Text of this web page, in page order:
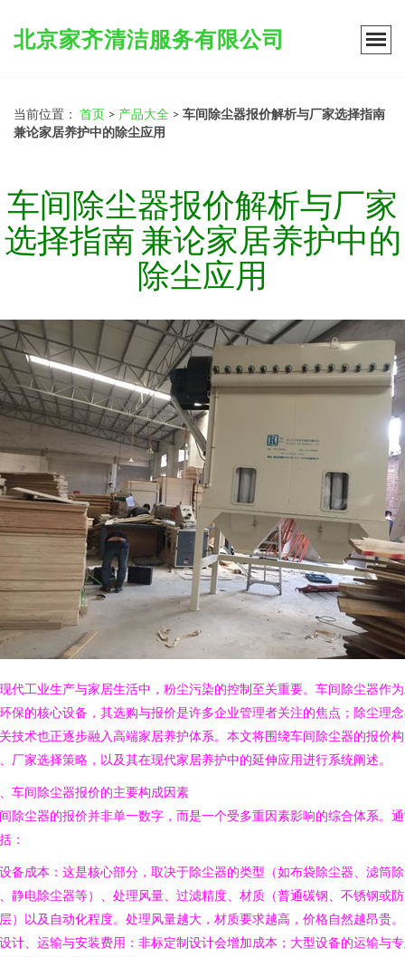
北京家齐清洁服务有限公司
当前位置： 首页 > 产品大全 > 车间除尘器报价解析与厂家选择指南
兼论家居养护中的除尘应用
车间除尘器报价解析与厂家
选择指南 兼论家居养护中的
除尘应用
代工业生产与家居生活中，粉尘污染的控制至关重要。车间除尘器作
保的核心设备，其选购与报价是许多企业管理者关注的焦点；除尘理
技术也正逐步融入高端家居养护体系。本文将围绕车间除尘器的报价构
厂家选择策略，以及其在现代家居养护中的延伸应用进行系统阐述。
车间除尘器报价的主要构成因素
除尘器的报价并非单一数字，而是一个受多重因素影响的综合体系。
：
备成本：这是核心部分，取决于除尘器的类型（如布袋除尘器、滤筒
静电除尘器等）、处理风量、过滤精度、材质（普通碳钢、不锈钢或
）以及自动化程度。处理风量越大，材质要求越高，价格自然越昂贵。
计、运输与安装费用：非标定制设计会增加成本；大型设备的运输与